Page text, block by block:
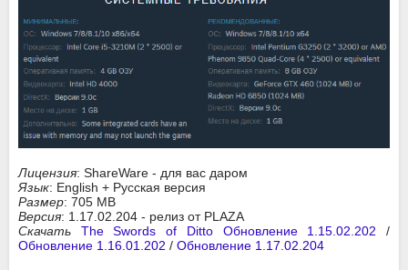
Лицензия: ShareWare - для вас даром
Язык: English + Русская версия
Размер: 705 MB
Версия: 1.17.02.204 - релиз от PLAZA
Скачать
The Swords of Ditto Обновление 1.15.02.202 /
Обновление 1.16.01.202 / Обновление 1.17.02.204